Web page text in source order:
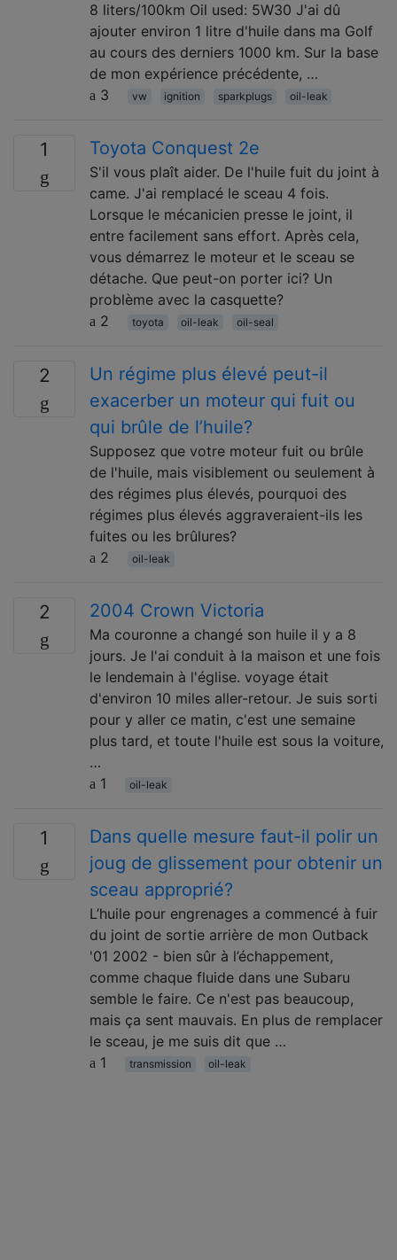
8 liters/100km Oil used: 5W30 J'ai dû
ajouter environ 1 litre d'huile dans ma Golf
au cours des derniers 1000 km. Sur la base
de mon expérience précédente, …
3
vw ignition sparkplugs oil-leak
1 Toyota Conquest 2e
S'il vous plaît aider. De l'huile fuit du joint à
came. J'ai remplacé le sceau 4 fois.
Lorsque le mécanicien presse le joint, il
entre facilement sans effort. Après cela,
vous démarrez le moteur et le sceau se
détache. Que peut-on porter ici? Un
problème avec la casquette?
2
toyota oil-leak oil-seal
2
Un régime plus élevé peut-il
exacerber un moteur qui fuit ou
qui brûle de l’huile?
Supposez que votre moteur fuit ou brûle
de l'huile, mais visiblement ou seulement à
des régimes plus élevés, pourquoi des
régimes plus élevés aggraveraient-ils les
fuites ou les brûlures?
2
oil-leak
2 2004 Crown Victoria
Ma couronne a changé son huile il y a 8
jours. Je l'ai conduit à la maison et une fois
le lendemain à l'église. voyage était
d'environ 10 miles aller-retour. Je suis sorti
pour y aller ce matin, c'est une semaine
plus tard, et toute l'huile est sous la voiture,
…
1
oil-leak
1
Dans quelle mesure faut-il polir un
joug de glissement pour obtenir un
sceau approprié?
L’huile pour engrenages a commencé à fuir
du joint de sortie arrière de mon Outback
'01 2002 - bien sûr à l’échappement,
comme chaque fluide dans une Subaru
semble le faire. Ce n'est pas beaucoup,
mais ça sent mauvais. En plus de remplacer
le sceau, je me suis dit que …
1
transmission oil-leak